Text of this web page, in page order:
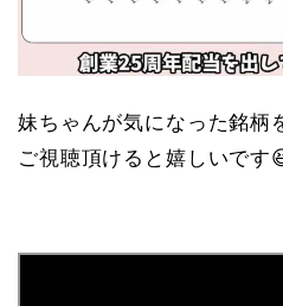
妹ちゃんが気になった銘柄
ご視聴頂けると嬉しいです